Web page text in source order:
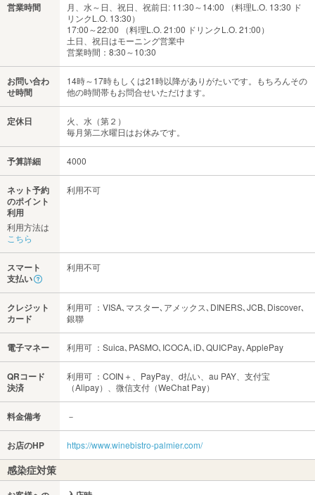
営業時間
月、水～日、祝日、祝前日: 11:30～14:00 （料理L.O. 13:30 ド
リンクL.O. 13:30）
17:00～22:00 （料理L.O. 21:00 ドリンクL.O. 21:00）
土日、祝日はモーニング営業中
営業時間：8:30～10:30
お問い合わ
せ時間
14時～17時もしくは21時以降がありがたいです。もちろんその
他の時間帯もお問合せいただけます。
定休日
火、水（第２）
毎月第二水曜日はお休みです。
予算詳細 4000
ネット予約
のポイント
利用
利用方法は
こちら
利用不可
スマート
支払い
利用不可
クレジット
カード
利用可 ：VISA､マスター､アメックス､DINERS､JCB､Discover､
銀聯
電子マネー 利用可 ：Suica､PASMO､ICOCA､iD､QUICPay､ApplePay
QRコード
決済
利用可 ：COIN＋、PayPay、d払い、au PAY、支付宝
（Alipay）、微信支付（WeChat Pay）
料金備考 －
お店のHP https://www.winebistro-palmier.com/
感染症対策